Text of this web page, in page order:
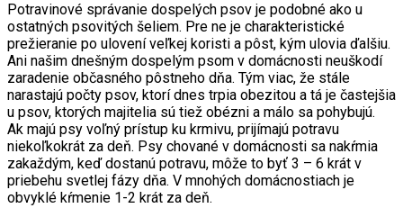
Potravinové správanie dospelých psov je podobné ako u
ostatných psovitých šeliem. Pre ne je charakteristické
prežieranie po ulovení veľkej koristi a pôst, kým ulovia ďalšiu.
Ani našim dnešným dospelým psom v domácnosti neuškodí
zaradenie občasného pôstneho dňa. Tým viac, že stále
narastajú počty psov, ktorí dnes trpia obezitou a tá je častejšia
u psov, ktorých majitelia sú tiež obézni a málo sa pohybujú.
Ak majú psy voľný prístup ku krmivu, prijímajú potravu
niekoľkokrát za deň. Psy chované v domácnosti sa nakŕmia
zakaždým, keď dostanú potravu, môže to byť 3 – 6 krát v
priebehu svetlej fázy dňa. V mnohých domácnostiach je
obvyklé kŕmenie 1-2 krát za deň.